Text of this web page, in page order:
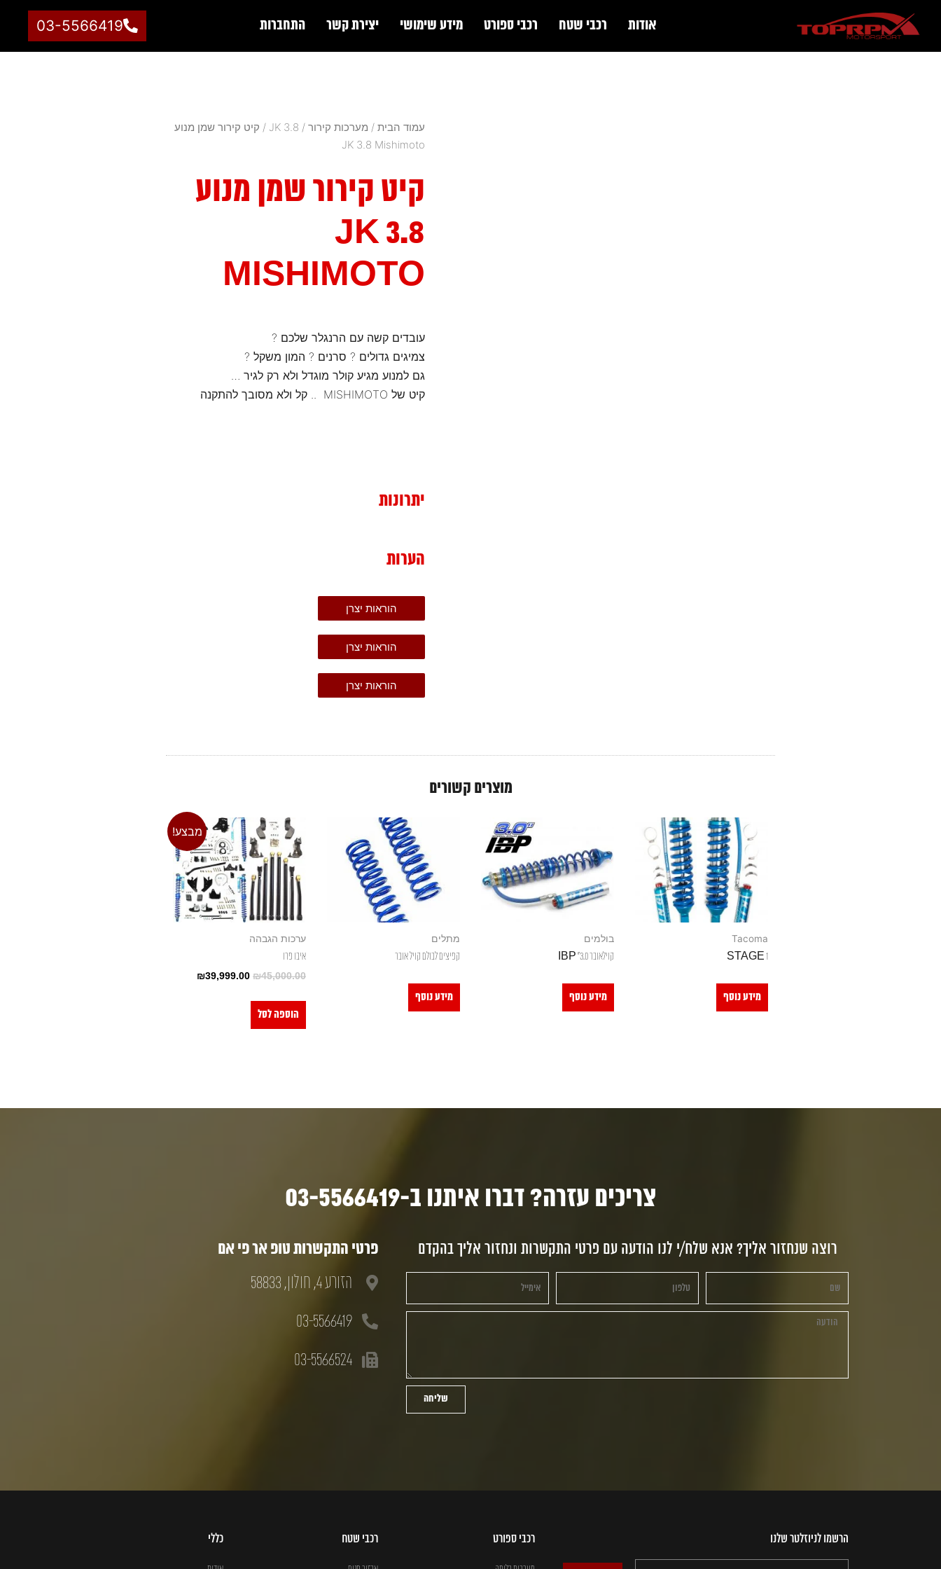
אודות רכבי שטח רכבי ספורט מידע שימושי יצירת קשר התחברות 03-5566419
עמוד הבית / מערכות קירור /
JK 3.8 / קיט קירור שמן מנוע
JK 3.8 Mishimoto
קיט קירור שמן מנוע
JK 3.8
MISHIMOTO
עובדים קשה עם הרנגלר שלכם ?
צמיגים גדולים ? סרנים ? המון משקל ?
גם למנוע מגיע קולר מוגדל ולא רק לגיר …
קיט של MISHIMOTO .. קל ולא מסובך להתקנה
יתרונות
הערות
הוראות יצרן
הוראות יצרן
הוראות יצרן
מוצרים קשורים
Tacoma
STAGE 1
מידע נוסף
בולמים
קוילאובר 3.0" IBP
מידע נוסף
מתלים
קפיצים לבולם קויל אובר
מידע נוסף
מבצע!
ערכות הגבהה
איבו פרו
₪45,000.00
₪39,999.00
הוספה לסל
צריכים עזרה? דברו איתנו ב-03-5566419
רוצה שנחזור אליך? אנא שלח/י לנו הודעה עם פרטי התקשרות ונחזור אליך בהקדם
שליחה
פרטי התקשרות טופ אר פי אם
הזורע 4, חולון, 58833
03-5566419
03-5566524
הרשמו לניוזלטר שלנו רכבי ספורט רכבי שטח כללי